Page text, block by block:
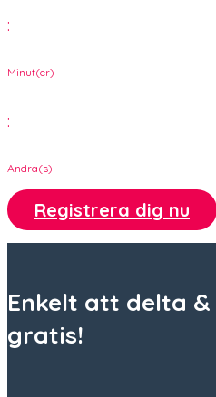
:
Minut(er)
:
Andra(s)
Registrera dig nu
Enkelt att delta &
gratis!